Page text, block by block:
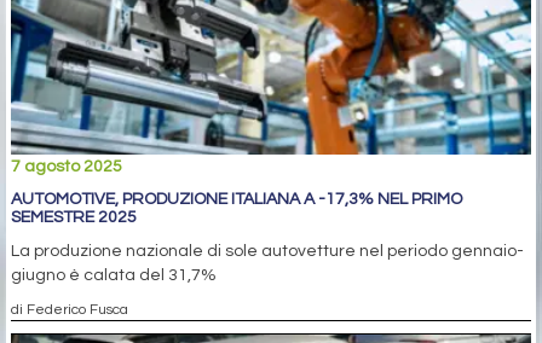
7 agosto 2025
AUTOMOTIVE, PRODUZIONE ITALIANA A -17,3% NEL PRIMO
SEMESTRE 2025
La produzione nazionale di sole autovetture nel periodo gennaio-
giugno è calata del 31,7%
di Federico Fusca